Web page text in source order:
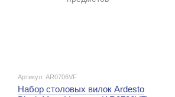
Артикул: AR0706VF
Набор столовых вилок Ardesto